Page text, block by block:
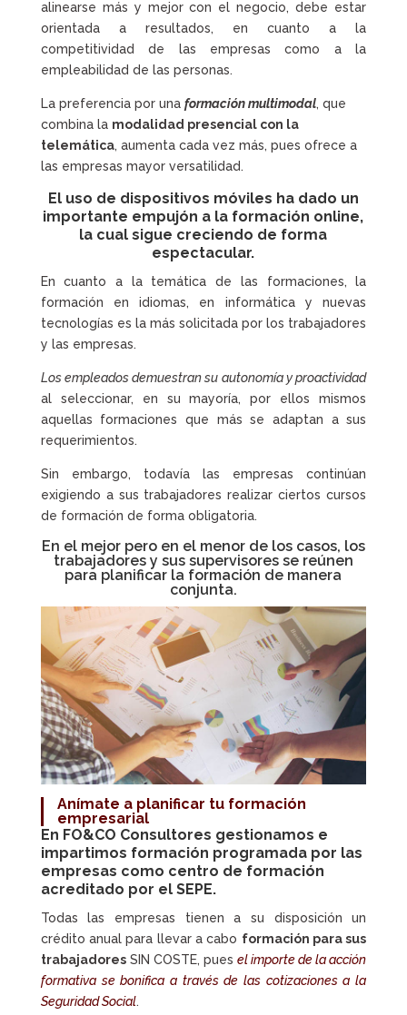
alinearse más y mejor con el negocio, debe estar
orientada a resultados, en cuanto a la
competitividad de las empresas como a la
empleabilidad de las personas.
La preferencia por una formación multimodal, que
combina la modalidad presencial con la
telemática, aumenta cada vez más, pues ofrece a
las empresas mayor versatilidad.
El uso de dispositivos móviles ha dado un
importante empujón a la formación online,
la cual sigue creciendo de forma
espectacular.
En cuanto a la temática de las formaciones, la
formación en idiomas, en informática y nuevas
tecnologías es la más solicitada por los trabajadores
y las empresas.
Los empleados demuestran su autonomía y proactividad
al seleccionar, en su mayoría, por ellos mismos
aquellas formaciones que más se adaptan a sus
requerimientos.
Sin embargo, todavía las empresas continúan
exigiendo a sus trabajadores realizar ciertos cursos
de formación de forma obligatoria.
En el mejor pero en el menor de los casos, los
trabajadores y sus supervisores se reúnen
para planificar la formación de manera
conjunta.
Anímate a planificar tu formación
empresarial
En FO&CO Consultores gestionamos e
impartimos formación programadapor las
empresas como centro de formación
acreditado por el SEPE.
Todas las empresas tienen a su disposición un
crédito anual para llevar a cabo formación para sus
trabajadoresSIN COSTE, pues el importe de la acción
formativa se bonifica a través de las cotizaciones a la
Seguridad Social.